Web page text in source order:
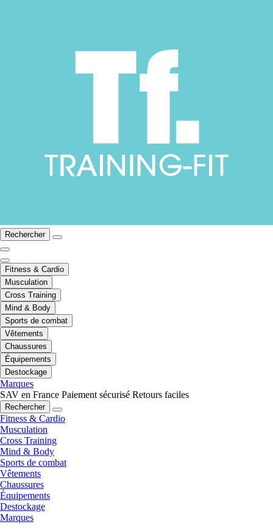
Rechercher
Fitness & Cardio
Musculation
Cross Training
Mind & Body
Sports de combat
Vêtements
Chaussures
Équipements
Destockage
Marques
SAV en France Paiement sécurisé Retours faciles
Rechercher
Fitness & Cardio
Musculation
Cross Training
Mind & Body
Sports de combat
Vêtements
Chaussures
Équipements
Destockage
Marques